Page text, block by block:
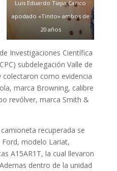
Luis Eduardo Tiapa Carico
apodado «Tinito» ambos de
20 años
Investigaciones Científica
subdelegación Valle de
colectaron como evidencia
marca Browning, calibre
revólver, marca Smith &
recuperada se
modelo Lariat,
A15AR1T, la cual llevaron
dentro de la unidad